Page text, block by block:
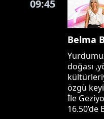
09:45
Belma
doğası
özgü
İle
16.50’de